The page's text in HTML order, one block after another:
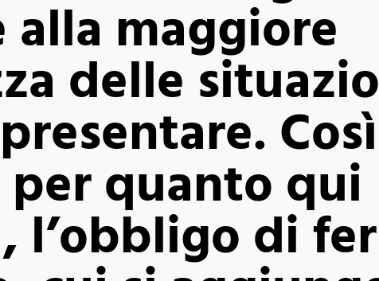
alla maggiore
delle
quanto qui
l’obbligo di